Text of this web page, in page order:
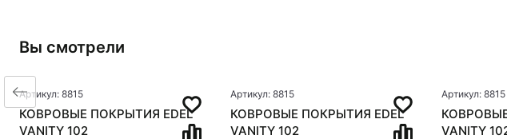
Вы смотрели
Артикул: 8815
КОВРОВЫЕ ПОКРЫТИЯ EDEL
VANITY 102
Артикул: 8815
КОВРОВЫЕ ПОКРЫТИЯ EDEL
VANITY 102
Артикул: 8815
VANITY